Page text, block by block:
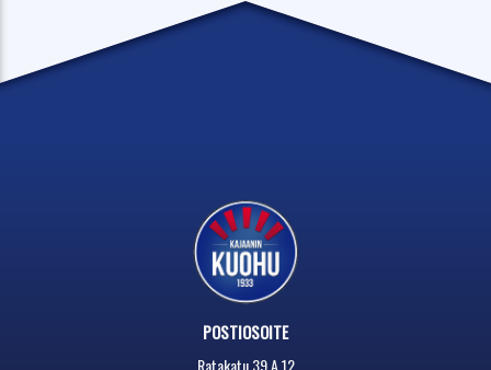
POSTIOSOITE
Ratakatu 39 A 12